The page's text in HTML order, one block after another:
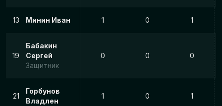
13 Минин Иван 1 0 1
19
Бабакин
Сергей
Защитник
0 0 0
21
Горбунов
Владлен
1 0 1